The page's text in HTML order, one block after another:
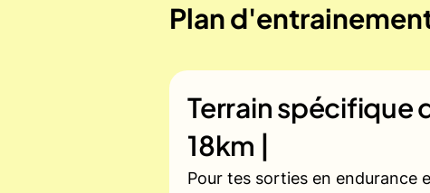
Plan
Terrain spécifique
18km |
Pour tes sorties en endurance